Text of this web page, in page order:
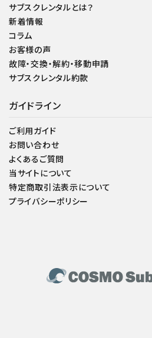
サブスクレンタルとは？
新着情報
コラム
お客様の声
故障・交換・解約・移動申請
サブスクレンタル約款
ガイドライン
ご利用ガイド
お問い合わせ
よくあるご質問
当サイトについて
特定商取引法表示について
プライバシーポリシー